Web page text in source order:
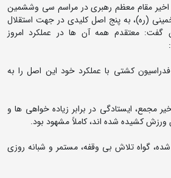
اخیر مقام معظم رهبری در مراسم سی وششمین
(ره)، به پنج اصل کلیدی در جهت استقلال
گفت: معتقدم همه آن ها در عملکرد امروز
کشتی با عملکرد خود این اصل را به
مجمع، ایستادگی در برابر زیاده خواهی ها و
ورزش کشیده شده اند، کاملاً مشهود بود.
گواه تلاش بی وقفه، مستمر و شبانه روزی